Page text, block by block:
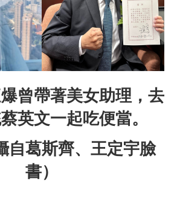
曾帶著美女助理，去
英文一起吃便當。
自葛斯齊、王定宇臉
書）